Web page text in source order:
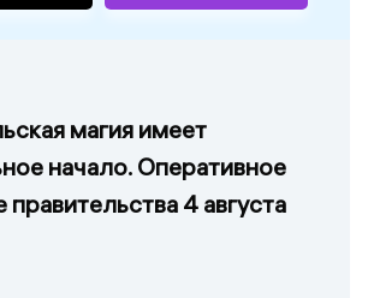
магия имеет
начало. Оперативное
4 августа